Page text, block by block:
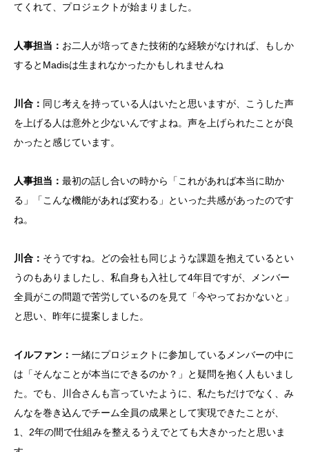
てくれて、プロジェクトが始まりました。
人事担当： お二人が培ってきた技術的な経験がなければ、もしか
するとMadisは生まれなかったかもしれませんね
川合： 同じ考えを持っている人はいたと思いますが、こうした声
を上げる人は意外と少ないんですよね。声を上げられたことが良
かったと感じています。
人事担当： 最初の話し合いの時から「これがあれば本当に助か
る」「こんな機能があれば変わる」といった共感があったのです
ね。
川合： そうですね。どの会社も同じような課題を抱えているとい
うのもありましたし、私自身も入社して4年目ですが、メンバー
全員がこの問題で苦労しているのを見て「今やっておかないと」
と思い、昨年に提案しました。
イルファン： 一緒にプロジェクトに参加しているメンバーの中に
は「そんなことが本当にできるのか？」と疑問を抱く人もいまし
た。でも、川合さんも言っていたように、私たちだけでなく、み
んなを巻き込んでチーム全員の成果として実現できたことが、
1、2年の間で仕組みを整えるうえでとても大きかったと思いま